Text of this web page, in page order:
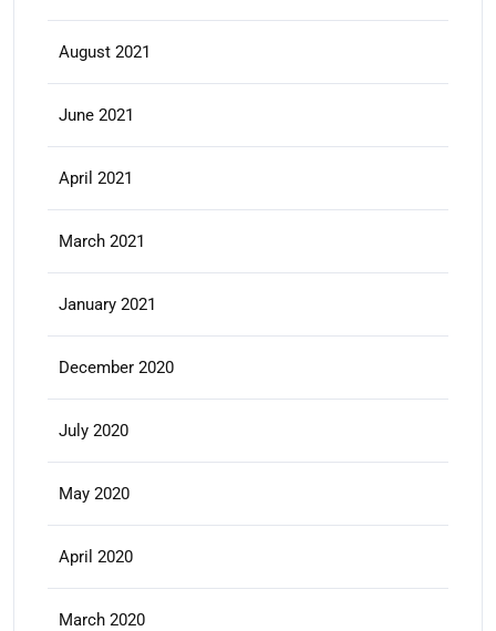
August 2021
June 2021
April 2021
March 2021
January 2021
December 2020
July 2020
May 2020
April 2020
March 2020